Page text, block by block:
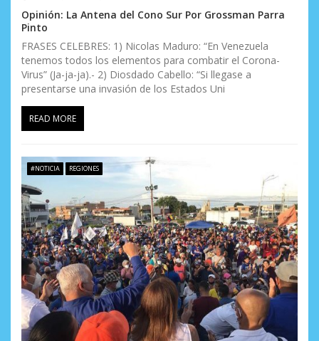
Opinión: La Antena del Cono Sur Por Grossman Parra
Pinto
FRASES CELEBRES: 1) Nicolas Maduro: “En Venezuela
tenemos todos los elementos para combatir el Corona-
Virus” (Ja-ja-ja).- 2) Diosdado Cabello: “Si llegase a
presentarse una invasión de los Estados Uni
READ MORE
#NOTICIA REGIONES